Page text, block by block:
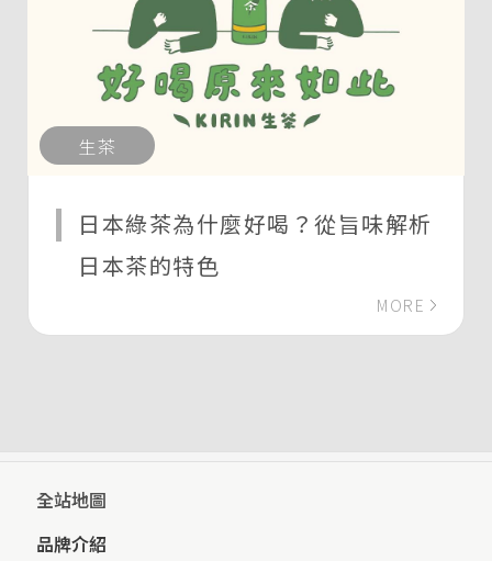
生茶
日本綠茶為什麼好喝？從旨味解析
日本茶的特色
MORE
全站地圖
品牌介紹